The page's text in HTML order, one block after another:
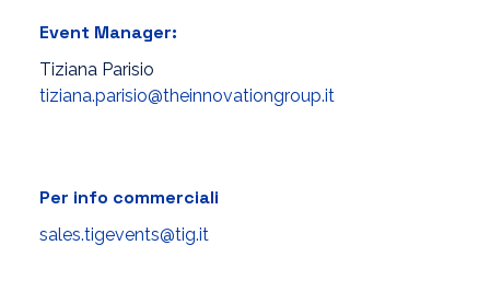
Event Manager:
Tiziana Parisio
tiziana.parisio@theinnovationgroup.it
Per info commerciali
sales.tigevents@tig.it